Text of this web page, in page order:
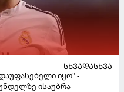
ᲡᲮᲕᲐᲓᲐᲡᲮᲕᲐ
იყო" -
ისაუბრა